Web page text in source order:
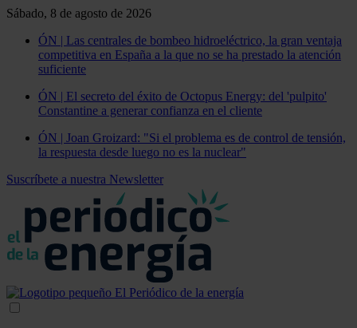
Sábado, 8 de agosto de 2026
ÓN | Las centrales de bombeo hidroeléctrico, la gran ventaja
competitiva en España a la que no se ha prestado la atención
suficiente
ÓN | El secreto del éxito de Octopus Energy: del 'pulpito'
Constantine a generar confianza en el cliente
ÓN | Joan Groizard: "Si el problema es de control de tensión,
la respuesta desde luego no es la nuclear"
Suscríbete a nuestra Newsletter